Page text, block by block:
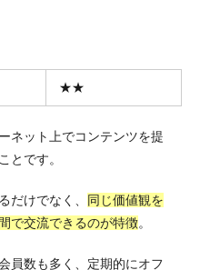
★★
ネット上でコンテンツを提
とです。
だけでなく、 同じ価値観を
で交流できるのが特徴。
員数も多く、定期的にオフ